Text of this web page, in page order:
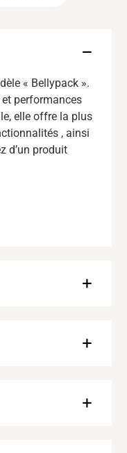
« Bellypack ».
performances
elle offre la plus
, ainsi
d’un produit